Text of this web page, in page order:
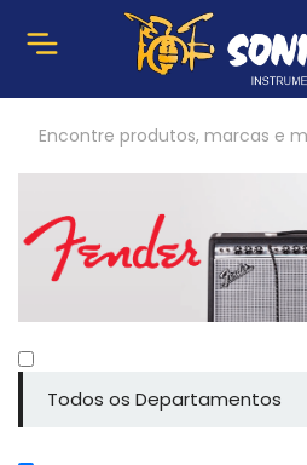
Todos os Departamentos